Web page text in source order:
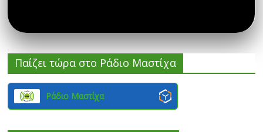
Παίζει τώρα στο Ράδιο Μαστίχα
Ράδιο Μαστίχα